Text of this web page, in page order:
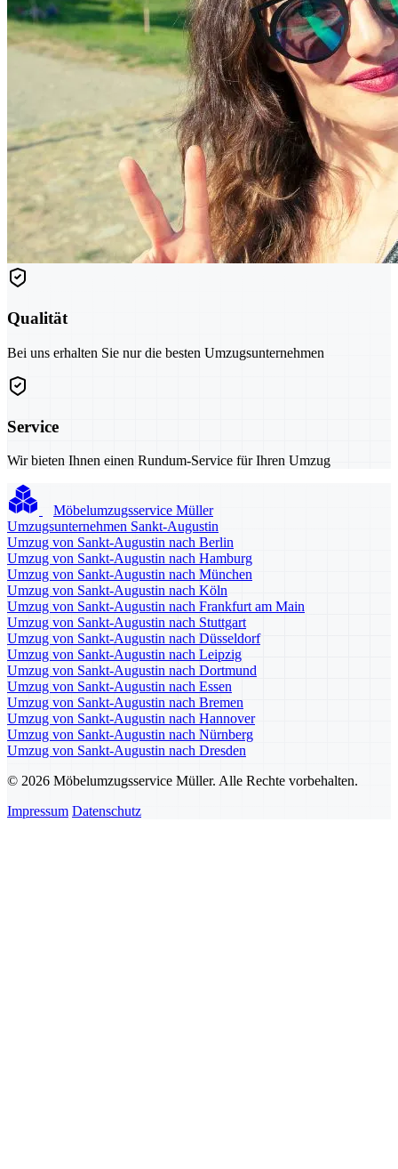
Qualität
Bei uns erhalten Sie nur die besten Umzugsunternehmen
Service
Wir bieten Ihnen einen Rundum-Service für Ihren Umzug
Möbelumzugsservice Müller
Umzugsunternehmen Sankt-Augustin
Umzug von Sankt-Augustin nach Berlin
Umzug von Sankt-Augustin nach Hamburg
Umzug von Sankt-Augustin nach München
Umzug von Sankt-Augustin nach Köln
Umzug von Sankt-Augustin nach Frankfurt am Main
Umzug von Sankt-Augustin nach Stuttgart
Umzug von Sankt-Augustin nach Düsseldorf
Umzug von Sankt-Augustin nach Leipzig
Umzug von Sankt-Augustin nach Dortmund
Umzug von Sankt-Augustin nach Essen
Umzug von Sankt-Augustin nach Bremen
Umzug von Sankt-Augustin nach Hannover
Umzug von Sankt-Augustin nach Nürnberg
Umzug von Sankt-Augustin nach Dresden
© 2026 Möbelumzugsservice Müller. Alle Rechte vorbehalten.
Impressum Datenschutz